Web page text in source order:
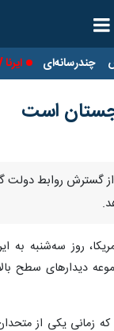
چندرسانه‌ای ایرنا TV
است